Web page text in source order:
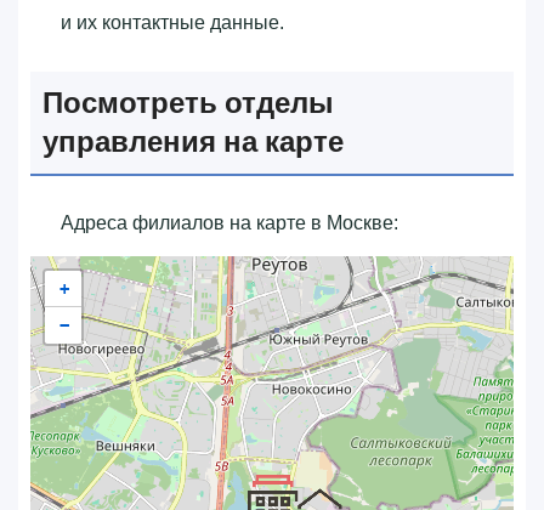
и их контактные данные.
Посмотреть отделы
управления на карте
Адреса филиалов на карте в Москве:
+
−